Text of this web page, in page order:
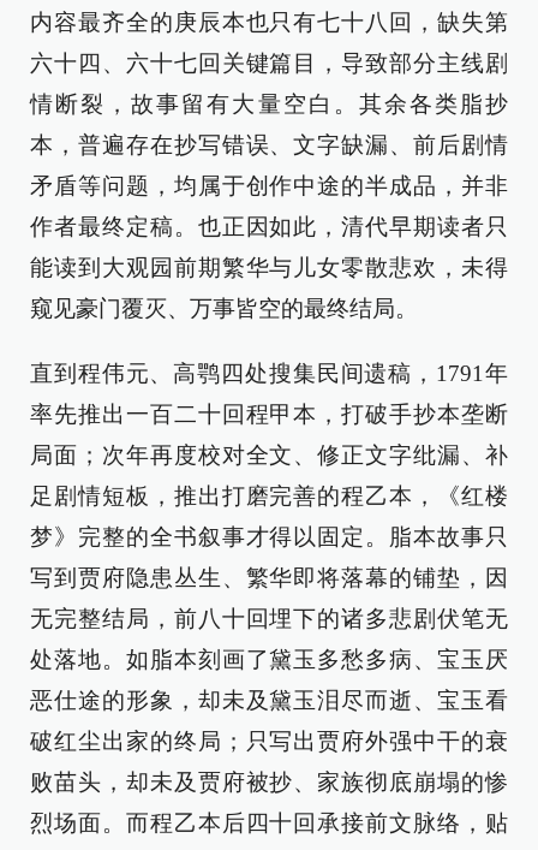
内容最齐全的庚辰本也只有七十八回，缺失第
六十四、六十七回关键篇目，导致部分主线剧
情断裂，故事留有大量空白。其余各类脂抄
本，普遍存在抄写错误、文字缺漏、前后剧情
矛盾等问题，均属于创作中途的半成品，并非
作者最终定稿。也正因如此，清代早期读者只
能读到大观园前期繁华与儿女零散悲欢，未得
窥见豪门覆灭、万事皆空的最终结局。
直到程伟元、高鹗四处搜集民间遗稿，1791年
率先推出一百二十回程甲本，打破手抄本垄断
局面；次年再度校对全文、修正文字纰漏、补
足剧情短板，推出打磨完善的程乙本，《红楼
梦》完整的全书叙事才得以固定。脂本故事只
写到贾府隐患丛生、繁华即将落幕的铺垫，因
无完整结局，前八十回埋下的诸多悲剧伏笔无
处落地。如脂本刻画了黛玉多愁多病、宝玉厌
恶仕途的形象，却未及黛玉泪尽而逝、宝玉看
破红尘出家的终局；只写出贾府外强中干的衰
败苗头，却未及贾府被抄、家族彻底崩塌的惨
烈场面。而程乙本后四十回承接前文脉络，贴